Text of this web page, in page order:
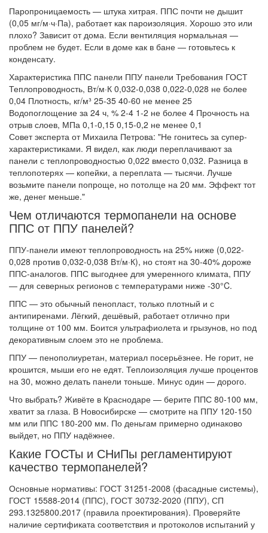
Паропроницаемость — штука хитрая. ППС почти не дышит
(0,05 мг/м·ч·Па), работает как пароизоляция. Хорошо это или
плохо? Зависит от дома. Если вентиляция нормальная —
проблем не будет. Если в доме как в бане — готовьтесь к
конденсату.
Характеристика ППС панели ППУ панели Требования ГОСТ
Теплопроводность, Вт/м·К 0,032-0,038 0,022-0,028 не более
0,04 Плотность, кг/м³ 25-35 40-60 не менее 25
Водопоглощение за 24 ч, % 2-4 1-2 не более 4 Прочность на
отрыв слоев, МПа 0,1-0,15 0,15-0,2 не менее 0,1
Совет эксперта от Михаила Петрова: "Не гонитесь за супер-
характеристиками. Я видел, как люди переплачивают за
панели с теплопроводностью 0,022 вместо 0,032. Разница в
теплопотерях — копейки, а переплата — тысячи. Лучше
возьмите панели попроще, но потолще на 20 мм. Эффект тот
же, денег меньше."
Чем отличаются термопанели на основе
ППС от ППУ панелей?
ППУ-панели имеют теплопроводность на 25% ниже (0,022-
0,028 против 0,032-0,038 Вт/м·К), но стоят на 30-40% дороже
ППС-аналогов. ППС выгоднее для умеренного климата, ППУ
— для северных регионов с температурами ниже -30°C.
ППС — это обычный пенопласт, только плотный и с
антипиренами. Лёгкий, дешёвый, работает отлично при
толщине от 100 мм. Боится ультрафиолета и грызунов, но под
декоративным слоем это не проблема.
ППУ — пенополиуретан, материал посерьёзнее. Не горит, не
крошится, мыши его не едят. Теплоизоляция лучше процентов
на 30, можно делать панели тоньше. Минус один — дорого.
Что выбрать? Живёте в Краснодаре — берите ППС 80-100 мм,
хватит за глаза. В Новосибирске — смотрите на ППУ 120-150
мм или ППС 180-200 мм. По деньгам примерно одинаково
выйдет, но ППУ надёжнее.
Какие ГОСТы и СНиПы регламентируют
качество термопанелей?
Основные нормативы: ГОСТ 31251-2008 (фасадные системы),
ГОСТ 15588-2014 (ППС), ГОСТ 30732-2020 (ППУ), СП
293.1325800.2017 (правила проектирования). Проверяйте
наличие сертификата соответствия и протоколов испытаний у